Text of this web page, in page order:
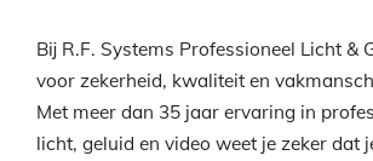
Bij R.F. Systems Professioneel Licht &
voor zekerheid, kwaliteit en
Met meer dan 35 jaar ervaring in
licht, geluid en video weet je zeker dat